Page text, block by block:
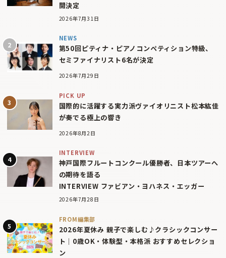
開決定
2026年7月31日
NEWS
第50回ピティナ・ピアノコンペティション特級、
セミファイナリスト6名が決定
2026年7月29日
PICK UP
国際的に活躍する実力派ヴァイオリニスト松本紘佳
が奏でる極上の響き
2026年8月2日
INTERVIEW
神戸国際フルートコンクール優勝者、日本ツアーへ
の期待を語る
INTERVIEW ファビアン・ヨハネス・エッガー
2026年7月28日
FROM編集部
2026年夏休み 親子で楽しむ♪クラシックコンサー
ト｜0歳OK・体験型・本格派 おすすめセレクショ
ン